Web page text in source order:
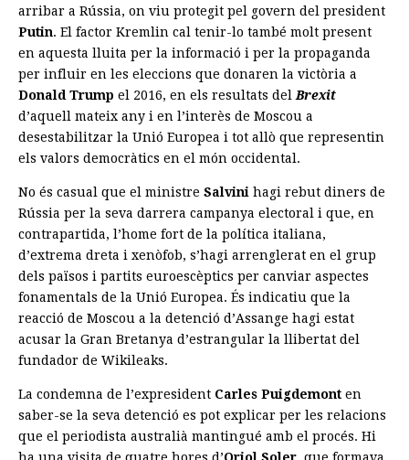
arribar a Rússia, on viu protegit pel govern del president
Putin. El factor Kremlin cal tenir-lo també molt present
en aquesta lluita per la informació i per la propaganda
per influir en les eleccions que donaren la victòria a
Donald Trump el 2016, en els resultats del Brexit
d’aquell mateix any i en l’interès de Moscou a
desestabilitzar la Unió Europea i tot allò que representin
els valors democràtics en el món occidental.
No és casual que el ministre Salvini hagi rebut diners de
Rússia per la seva darrera campanya electoral i que, en
contrapartida, l’home fort de la política italiana,
d’extrema dreta i xenòfob, s’hagi arrenglerat en el grup
dels països i partits euroescèptics per canviar aspectes
fonamentals de la Unió Europea. És indicatiu que la
reacció de Moscou a la detenció d’Assange hagi estat
acusar la Gran Bretanya d’estrangular la llibertat del
fundador de Wikileaks.
La condemna de l’expresident Carles Puigdemont en
saber-se la seva detenció es pot explicar per les relacions
que el periodista australià mantingué amb el procés. Hi
ha una visita de quatre hores d’Oriol Soler, que formava